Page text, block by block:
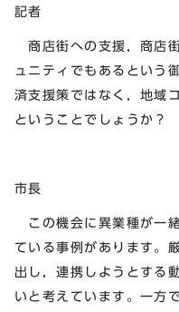
記者
商店街への支援，商店
ュニティでもあるという
済支援策ではなく，地域
ということでしょうか？
市長
この機会に異業種が一
ている事例があります。
出し，連携しようとする
いと考えています。一方